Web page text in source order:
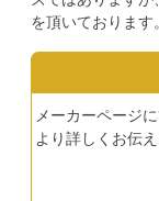
を頂いております。
メーカーページ
より詳しくお伝